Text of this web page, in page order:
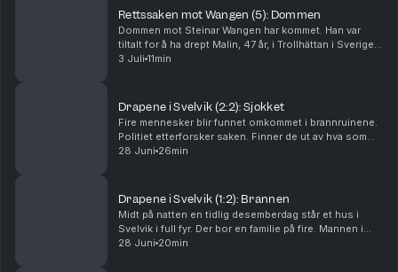
Rettssaken mot Wangen (5): Dommen
Dommen mot Steinar Wangen har kommet. Han var
tiltalt for å ha drept Malin, 47 år, i Trollhättan i Sverige i
september 2024. Det store spørsmålet i rettssaken
3 Juli 11min
Drapene i Svelvik (2:2): Sjokket
Fire mennesker blir funnet omkommet i brannruinene.
Politiet etterforsker saken. Finner de ut av hva som
har skjedd? Og hvorfor? Ansvarlig redaktør Gard
28 Juni 26min
Drapene i Svelvik (1:2): Brannen
Midt på natten en tidlig desemberdag står et hus i
Svelvik i full fyr. Der bor en familie på fire. Mannen i
huset er brannmann. Hva har skjedd? Ansvarlig
28 Juni 20min